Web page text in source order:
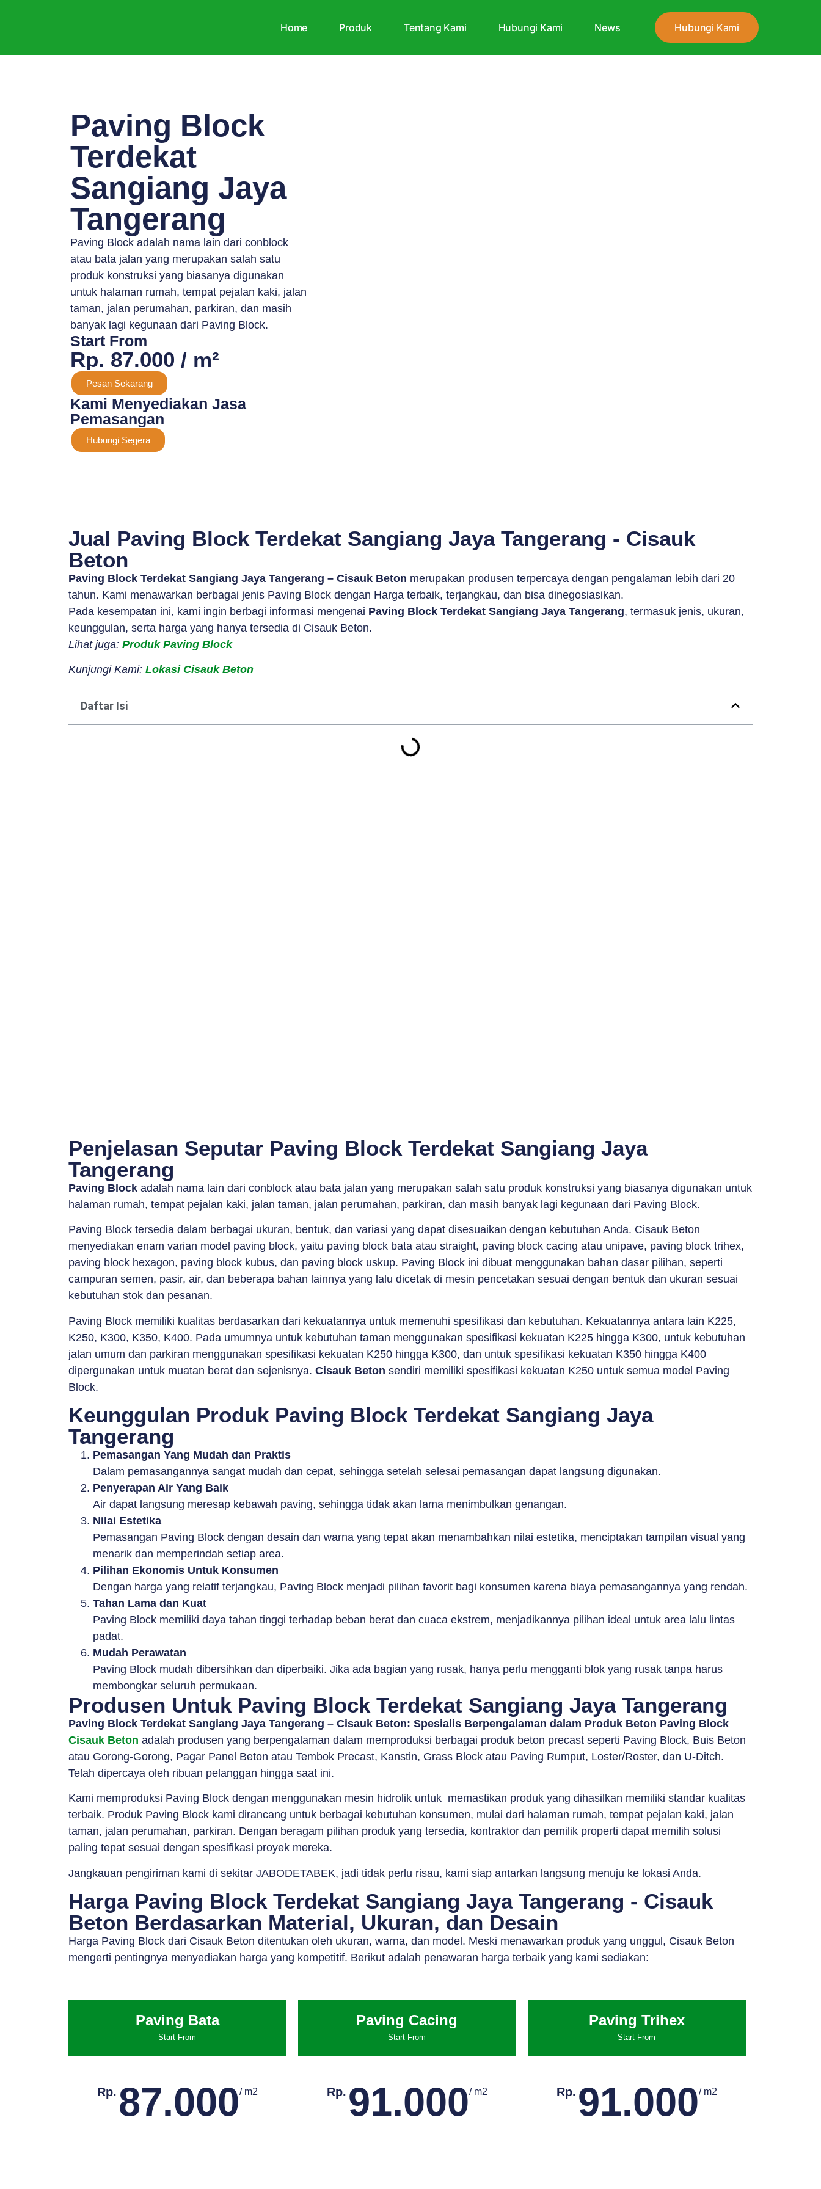
Home Produk Tentang Kami Hubungi Kami News Hubungi Kami
Paving Block
Terdekat
Sangiang Jaya
Tangerang
Paving Block adalah nama lain dari conblock
atau bata jalan yang merupakan salah satu
produk konstruksi yang biasanya digunakan
untuk halaman rumah, tempat pejalan kaki, jalan
taman, jalan perumahan, parkiran, dan masih
banyak lagi kegunaan dari Paving Block.
Start From
Rp. 87.000 / m²
Pesan Sekarang
Kami Menyediakan Jasa
Pemasangan
Hubungi Segera
Jual Paving Block Terdekat Sangiang Jaya Tangerang - Cisauk
Beton
Paving Block Terdekat Sangiang Jaya Tangerang – Cisauk Beton merupakan produsen terpercaya dengan pengalaman lebih dari 20
tahun. Kami menawarkan berbagai jenis Paving Block dengan Harga terbaik, terjangkau, dan bisa dinegosiasikan.
Pada kesempatan ini, kami ingin berbagi informasi mengenai Paving Block Terdekat Sangiang Jaya Tangerang, termasuk jenis, ukuran,
keunggulan, serta harga yang hanya tersedia di Cisauk Beton.
Lihat juga: Produk Paving Block
Kunjungi Kami: Lokasi Cisauk Beton
Daftar Isi
Penjelasan Seputar Paving Block Terdekat Sangiang Jaya
Tangerang
Paving Block adalah nama lain dari conblock atau bata jalan yang merupakan salah satu produk konstruksi yang biasanya digunakan untuk
halaman rumah, tempat pejalan kaki, jalan taman, jalan perumahan, parkiran, dan masih banyak lagi kegunaan dari Paving Block.
Paving Block tersedia dalam berbagai ukuran, bentuk, dan variasi yang dapat disesuaikan dengan kebutuhan Anda. Cisauk Beton
menyediakan enam varian model paving block, yaitu paving block bata atau straight, paving block cacing atau unipave, paving block trihex,
paving block hexagon, paving block kubus, dan paving block uskup. Paving Block ini dibuat menggunakan bahan dasar pilihan, seperti
campuran semen, pasir, air, dan beberapa bahan lainnya yang lalu dicetak di mesin pencetakan sesuai dengan bentuk dan ukuran sesuai
kebutuhan stok dan pesanan.
Paving Block memiliki kualitas berdasarkan dari kekuatannya untuk memenuhi spesifikasi dan kebutuhan. Kekuatannya antara lain K225,
K250, K300, K350, K400. Pada umumnya untuk kebutuhan taman menggunakan spesifikasi kekuatan K225 hingga K300, untuk kebutuhan
jalan umum dan parkiran menggunakan spesifikasi kekuatan K250 hingga K300, dan untuk spesifikasi kekuatan K350 hingga K400
dipergunakan untuk muatan berat dan sejenisnya. Cisauk Beton sendiri memiliki spesifikasi kekuatan K250 untuk semua model Paving
Block.
Keunggulan Produk Paving Block Terdekat Sangiang Jaya
Tangerang
Pemasangan Yang Mudah dan Praktis
Dalam pemasangannya sangat mudah dan cepat, sehingga setelah selesai pemasangan dapat langsung digunakan.
Penyerapan Air Yang Baik
Air dapat langsung meresap kebawah paving, sehingga tidak akan lama menimbulkan genangan.
Nilai Estetika
Pemasangan Paving Block dengan desain dan warna yang tepat akan menambahkan nilai estetika, menciptakan tampilan visual yang
menarik dan memperindah setiap area.
Pilihan Ekonomis Untuk Konsumen
Dengan harga yang relatif terjangkau, Paving Block menjadi pilihan favorit bagi konsumen karena biaya pemasangannya yang rendah.
Tahan Lama dan Kuat
Paving Block memiliki daya tahan tinggi terhadap beban berat dan cuaca ekstrem, menjadikannya pilihan ideal untuk area lalu lintas
padat.
Mudah Perawatan
Paving Block mudah dibersihkan dan diperbaiki. Jika ada bagian yang rusak, hanya perlu mengganti blok yang rusak tanpa harus
membongkar seluruh permukaan.
Produsen Untuk Paving Block Terdekat Sangiang Jaya Tangerang
Paving Block Terdekat Sangiang Jaya Tangerang – Cisauk Beton: Spesialis Berpengalaman dalam Produk Beton Paving Block
Cisauk Beton adalah produsen yang berpengalaman dalam memproduksi berbagai produk beton precast seperti Paving Block, Buis Beton
atau Gorong-Gorong, Pagar Panel Beton atau Tembok Precast, Kanstin, Grass Block atau Paving Rumput, Loster/Roster, dan U-Ditch.
Telah dipercaya oleh ribuan pelanggan hingga saat ini.
Kami memproduksi Paving Block dengan menggunakan mesin hidrolik untuk memastikan produk yang dihasilkan memiliki standar kualitas
terbaik. Produk Paving Block kami dirancang untuk berbagai kebutuhan konsumen, mulai dari halaman rumah, tempat pejalan kaki, jalan
taman, jalan perumahan, parkiran. Dengan beragam pilihan produk yang tersedia, kontraktor dan pemilik properti dapat memilih solusi
paling tepat sesuai dengan spesifikasi proyek mereka.
Jangkauan pengiriman kami di sekitar JABODETABEK, jadi tidak perlu risau, kami siap antarkan langsung menuju ke lokasi Anda.
Harga Paving Block Terdekat Sangiang Jaya Tangerang - Cisauk
Beton Berdasarkan Material, Ukuran, dan Desain
Harga Paving Block dari Cisauk Beton ditentukan oleh ukuran, warna, dan model. Meski menawarkan produk yang unggul, Cisauk Beton
mengerti pentingnya menyediakan harga yang kompetitif. Berikut adalah penawaran harga terbaik yang kami sediakan:
Paving Bata
Start From
Rp. 87.000/ m2
Paving Cacing
Start From
Rp. 91.000/ m2
Paving Trihex
Start From
Rp. 91.000/ m2